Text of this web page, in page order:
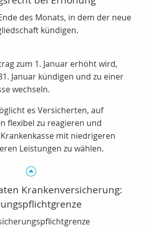
des Monats, in dem der neue
kündigen.
zum 1. Januar erhöht wird,
Januar kündigen und zu einer
wechseln.
es Versicherten, auf
flexibel zu reagieren und
mit niedrigeren
Leistungen zu wählen.
Krankenversicherung: